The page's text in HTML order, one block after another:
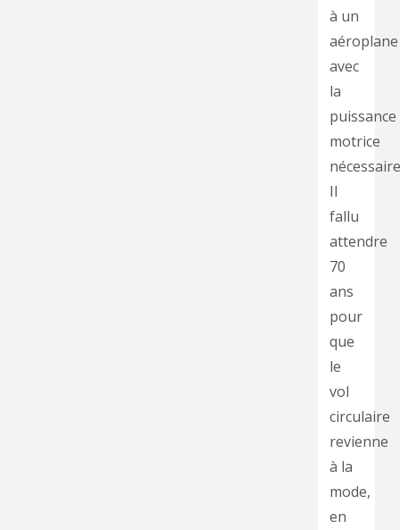
à un
aéroplane
avec
la
puissance
motrice
Il
fallu
attendre
70
ans
pour
que
le
vol
circulaire
revienne
à la
mode,
en